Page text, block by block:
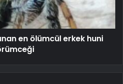
en ölümcül erkek huni